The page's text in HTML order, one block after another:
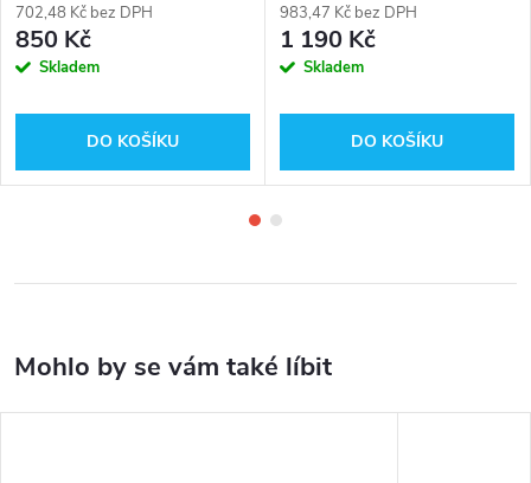
702,48 Kč bez DPH
850 Kč
Skladem
DO KOŠÍKU
983,47 Kč bez DPH
1 190 Kč
Skladem
DO KOŠÍKU